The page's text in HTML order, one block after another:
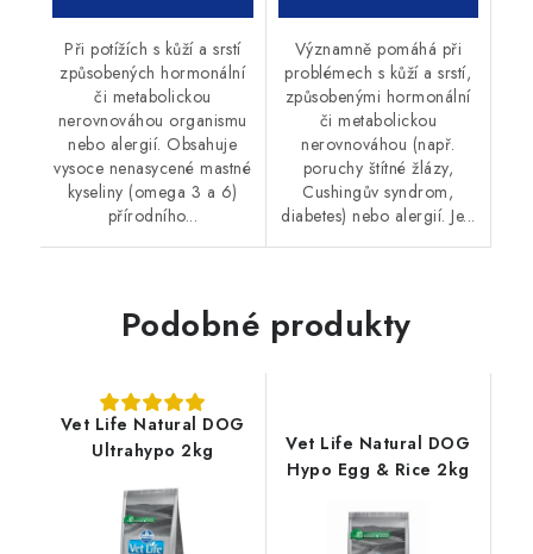
Při potížích s kůží a srstí
způsobených hormonální
či metabolickou
nerovnováhou organismu
nebo alergií. Obsahuje
vysoce nenasycené mastné
kyseliny (omega 3 a 6)
přírodního...
Významně pomáhá při
problémech s kůží a srstí,
způsobenými hormonální
či metabolickou
nerovnováhou (např.
poruchy štítné žlázy,
Cushingův syndrom,
diabetes) nebo alergií. Je...
Podobné produkty
Vet Life Natural DOG
Ultrahypo 2kg
Vet Life Natural DOG
Hypo Egg & Rice 2kg